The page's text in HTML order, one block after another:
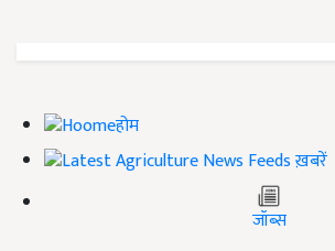
होम
ख़बरें
जॉब्स